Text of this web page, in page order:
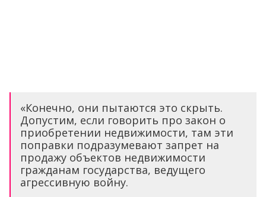
«Конечно, они пытаются это скрыть.
Допустим, если говорить про закон о
приобретении недвижимости, там эти
поправки подразумевают запрет на
продажу объектов недвижимости
гражданам государства, ведущего
агрессивную войну.